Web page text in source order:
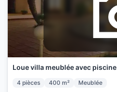
Loue villa meublée avec piscine
4 pièces 400 m² Meublée